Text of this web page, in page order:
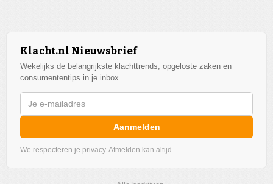
Klacht.nl Nieuwsbrief
Wekelijks de belangrijkste klachttrends, opgeloste zaken en
consumententips in je inbox.
Aanmelden
We respecteren je privacy. Afmelden kan altijd.